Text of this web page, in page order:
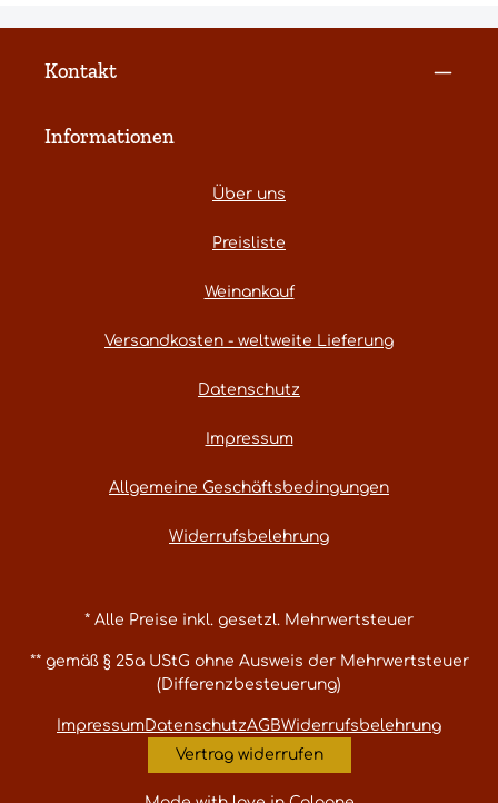
Kontakt
Informationen
Über uns
Preisliste
Weinankauf
Versandkosten - weltweite Lieferung
Datenschutz
Impressum
Allgemeine Geschäftsbedingungen
Widerrufsbelehrung
* Alle Preise inkl. gesetzl. Mehrwertsteuer
** gemäß § 25a UStG ohne Ausweis der Mehrwertsteuer
(Differenzbesteuerung)
ImpressumDatenschutzAGBWiderrufsbelehrung
Vertrag widerrufen